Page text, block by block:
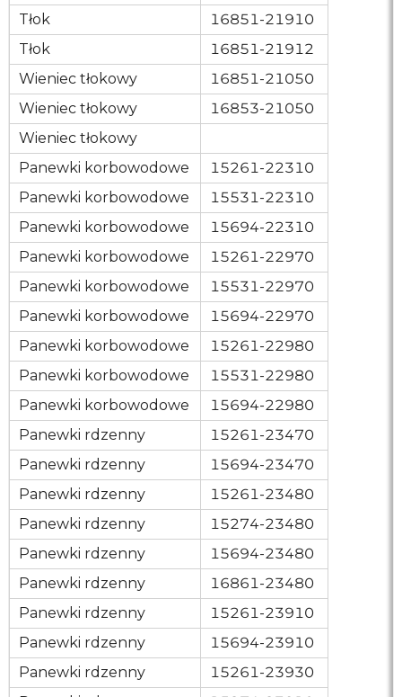
Tłok
16851-21910
Tłok
16851-21912
Wieniec tłokowy
16851-21050
Wieniec tłokowy
16853-21050
Wieniec tłokowy
Panewki korbowodowe
15261-22310
Panewki korbowodowe
15531-22310
Panewki korbowodowe
15694-22310
Panewki korbowodowe
15261-22970
Panewki korbowodowe
15531-22970
Panewki korbowodowe
15694-22970
Panewki korbowodowe
15261-22980
Panewki korbowodowe
15531-22980
Panewki korbowodowe
15694-22980
Panewki rdzenny
15261-23470
Panewki rdzenny
15694-23470
Panewki rdzenny
15261-23480
Panewki rdzenny
15274-23480
Panewki rdzenny
15694-23480
Panewki rdzenny
16861-23480
Panewki rdzenny
15261-23910
Panewki rdzenny
15694-23910
Panewki rdzenny
15261-23930